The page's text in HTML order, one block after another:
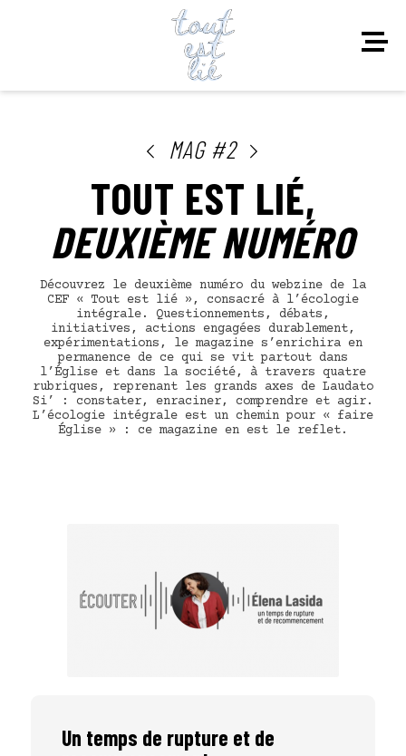
MAG #2
TOUT EST LIÉ,
DEUXIÈME NUMÉRO
Découvrez le deuxième numéro du webzine de la
CEF « Tout est lié », consacré à l’écologie
intégrale. Questionnements, débats,
initiatives, actions engagées durablement,
expérimentations, le magazine s’enrichira en
permanence de ce qui se vit partout dans
l’Église et dans la société, à travers quatre
rubriques, reprenant les grands axes de Laudato
Si’ : constater, enraciner, comprendre et agir.
L’écologie intégrale est un chemin pour « faire
Église » : ce magazine en est le reflet.
Un temps de rupture et de